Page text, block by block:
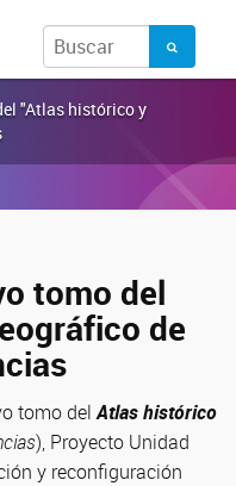
"Atlas histórico y
tomo del
de
tomo delAtlas histórico
), Proyecto Unidad
y reconfiguración